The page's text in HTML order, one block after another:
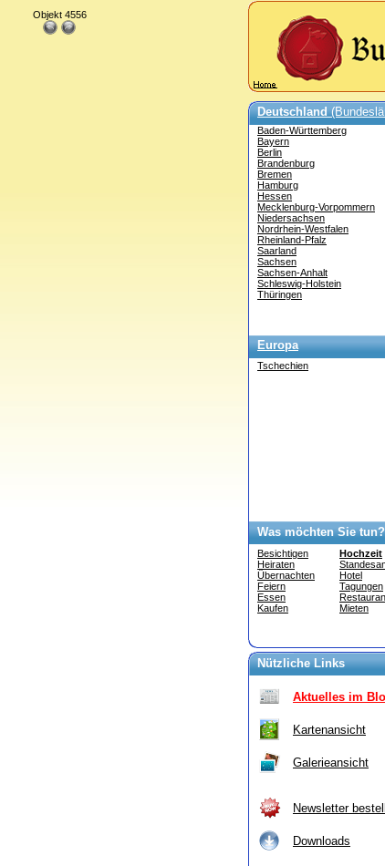
Deutschland
Baden-Württemberg
Bayern
Berlin
Brandenburg
Bremen
Hamburg
Hessen
Mecklenburg-Vorpommern
Niedersachsen
Nordrhein-Westfalen
Rheinland-Pfalz
Saarland
Sachsen
Sachsen-Anhalt
Schleswig-Holstein
Thüringen
Europa
Tschechien
Was möchten Sie tun?
Besichtigen
Heiraten
Übernachten
Feiern
Essen
Kaufen
Hochzeit
Hotel
Tagungen
Mieten
Nützliche Links
Aktuelles im
Kartenansicht
Galerieansicht
Newsletter
Downloads
Objekt 4556